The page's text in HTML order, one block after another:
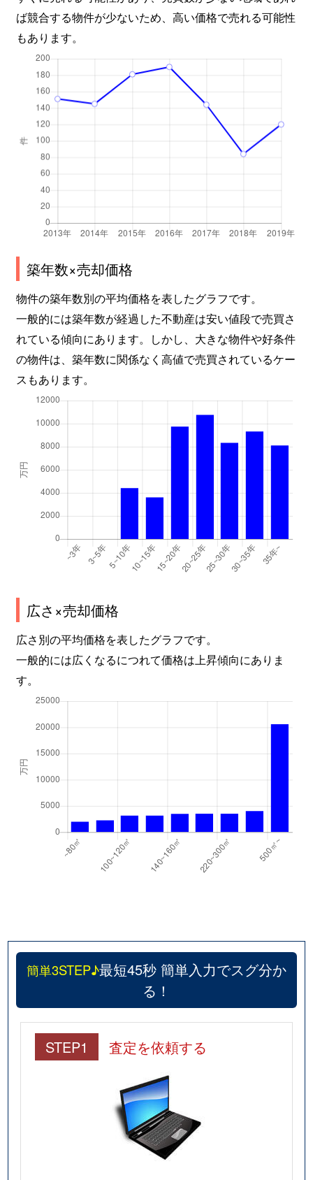
ば競合する物件が少ないため、高い価格で売れる可能性
もあります。
築年数×売却価格
物件の築年数別の平均価格を表したグラフです。
一般的には築年数が経過した不動産は安い値段で売買さ
れている傾向にあります。しかし、大きな物件や好条件
の物件は、築年数に関係なく高値で売買されているケー
スもあります。
広さ×売却価格
広さ別の平均価格を表したグラフです。
一般的には広くなるにつれて価格は上昇傾向にありま
す。
簡単3STEP♪最短45秒 簡単入力でスグ分か
る！
STEP1 査定を依頼する